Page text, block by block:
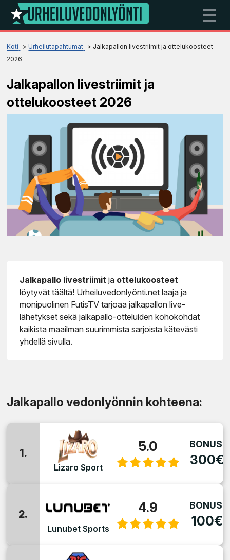
☰
Koti Urheilutapahtumat
Jalkapallon livestriimit ja ottelukoosteet
2026
Jalkapallon livestriimit ja
ottelukoosteet 2026
Jalkapallo livestriimit ja ottelukoosteet
löytyvät täältä! Urheiluvedonlyönti.net laaja ja
monipuolinen FutisTV tarjoaa jalkapallon live-
lähetykset sekä jalkapallo-otteluiden kohokohdat
kaikista maailman suurimmista sarjoista kätevästi
yhdellä sivulla.
Jalkapallo vedonlyönnin kohteena:
1.
Lizaro Sport
5.0 BONUS:
300€
2.
Lunubet Sports
4.9 BONUS:
100€